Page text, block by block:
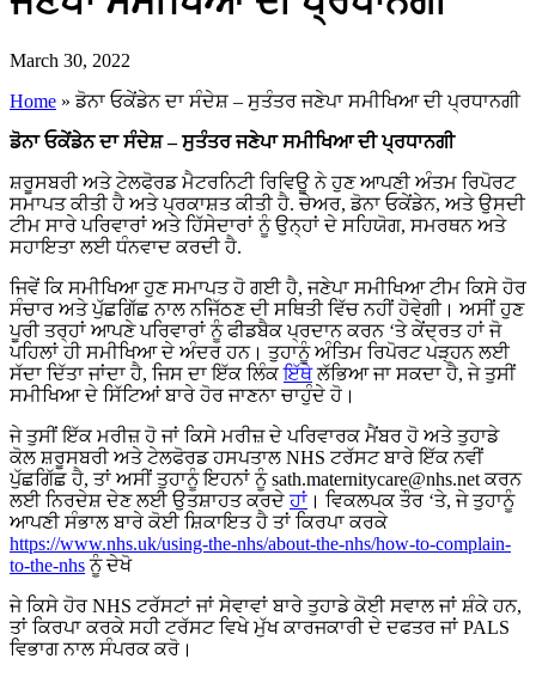
March 30, 2022
Home »ਡੋਨਾ ਓਕੇਂਡੇਨ ਦਾ ਸੰਦੇਸ਼ – ਸੁਤੰਤਰ ਜਣੇਪਾ ਸਮੀਖਿਆ ਦੀ ਪ੍ਰਧਾਨਗੀ
ਡੋਨਾ ਓਕੇਂਡੇਨ ਦਾ ਸੰਦੇਸ਼ – ਸੁਤੰਤਰ ਜਣੇਪਾ ਸਮੀਖਿਆ ਦੀ ਪ੍ਰਧਾਨਗੀ
ਸ਼ਰੂਸਬਰੀ ਅਤੇ ਟੇਲਫੋਰਡ ਮੈਟਰਨਿਟੀ ਰਿਵਿਊ ਨੇ ਹੁਣ ਆਪਣੀ ਅੰਤਮ ਰਿਪੋਰਟ
ਸਮਾਪਤ ਕੀਤੀ ਹੈ ਅਤੇ ਪ੍ਰਕਾਸ਼ਤ ਕੀਤੀ ਹੈ. ਚੇਅਰ, ਡੋਨਾ ਓਕੇਂਡੇਨ, ਅਤੇ ਉਸਦੀ
ਟੀਮ ਸਾਰੇ ਪਰਿਵਾਰਾਂ ਅਤੇ ਹਿੱਸੇਦਾਰਾਂ ਨੂੰ ਉਨ੍ਹਾਂ ਦੇ ਸਹਿਯੋਗ, ਸਮਰਥਨ ਅਤੇ
ਸਹਾਇਤਾ ਲਈ ਧੰਨਵਾਦ ਕਰਦੀ ਹੈ.
ਜਿਵੇਂ ਕਿ ਸਮੀਖਿਆ ਹੁਣ ਸਮਾਪਤ ਹੋ ਗਈ ਹੈ, ਜਣੇਪਾ ਸਮੀਖਿਆ ਟੀਮ ਕਿਸੇ ਹੋਰ
ਸੰਚਾਰ ਅਤੇ ਪੁੱਛਗਿੱਛ ਨਾਲ ਨਜਿੱਠਣ ਦੀ ਸਥਿਤੀ ਵਿੱਚ ਨਹੀਂ ਹੋਵੇਗੀ। ਅਸੀਂ ਹੁਣ
ਪੂਰੀ ਤਰ੍ਹਾਂ ਆਪਣੇ ਪਰਿਵਾਰਾਂ ਨੂੰ ਫੀਡਬੈਕ ਪ੍ਰਦਾਨ ਕਰਨ ‘ਤੇ ਕੇਂਦ੍ਰਤ ਹਾਂ ਜੋ
ਪਹਿਲਾਂ ਹੀ ਸਮੀਖਿਆ ਦੇ ਅੰਦਰ ਹਨ। ਤੁਹਾਨੂੰ ਅੰਤਿਮ ਰਿਪੋਰਟ ਪੜ੍ਹਨ ਲਈ
ਸੱਦਾ ਦਿੱਤਾ ਜਾਂਦਾ ਹੈ, ਜਿਸ ਦਾ ਇੱਕ ਲਿੰਕਇੱਥੇਲੱਭਿਆ ਜਾ ਸਕਦਾ ਹੈ, ਜੇ ਤੁਸੀਂ
ਸਮੀਖਿਆ ਦੇ ਸਿੱਟਿਆਂ ਬਾਰੇ ਹੋਰ ਜਾਣਨਾ ਚਾਹੁੰਦੇ ਹੋ।
ਜੇ ਤੁਸੀਂ ਇੱਕ ਮਰੀਜ਼ ਹੋ ਜਾਂ ਕਿਸੇ ਮਰੀਜ਼ ਦੇ ਪਰਿਵਾਰਕ ਮੈਂਬਰ ਹੋ ਅਤੇ ਤੁਹਾਡੇ
ਕੋਲ ਸ਼ਰੂਸਬਰੀ ਅਤੇ ਟੇਲਫੋਰਡ ਹਸਪਤਾਲ NHS ਟਰੱਸਟ ਬਾਰੇ ਇੱਕ ਨਵੀਂ
ਪੁੱਛਗਿੱਛ ਹੈ, ਤਾਂ ਅਸੀਂ ਤੁਹਾਨੂੰ ਇਹਨਾਂ ਨੂੰ sath.maternitycare@nhs.net ਕਰਨ
ਲਈ ਨਿਰਦੇਸ਼ ਦੇਣ ਲਈ ਉਤਸ਼ਾਹਤ ਕਰਦੇਹਾਂ । ਵਿਕਲਪਕ ਤੌਰ ‘ਤੇ, ਜੇ ਤੁਹਾਨੂੰ
ਆਪਣੀ ਸੰਭਾਲ ਬਾਰੇ ਕੋਈ ਸ਼ਿਕਾਇਤ ਹੈ ਤਾਂ ਕਿਰਪਾ ਕਰਕੇ
https://www.nhs.uk/using-the-nhs/about-the-nhs/how-to-complain-
to-the-nhsਨੂੰ ਦੇਖੋ
ਜੇ ਕਿਸੇ ਹੋਰ NHS ਟਰੱਸਟਾਂ ਜਾਂ ਸੇਵਾਵਾਂ ਬਾਰੇ ਤੁਹਾਡੇ ਕੋਈ ਸਵਾਲ ਜਾਂ ਸ਼ੰਕੇ ਹਨ,
ਤਾਂ ਕਿਰਪਾ ਕਰਕੇ ਸਹੀ ਟਰੱਸਟ ਵਿਖੇ ਮੁੱਖ ਕਾਰਜਕਾਰੀ ਦੇ ਦਫਤਰ ਜਾਂ PALS
ਵਿਭਾਗ ਨਾਲ ਸੰਪਰਕ ਕਰੋ।